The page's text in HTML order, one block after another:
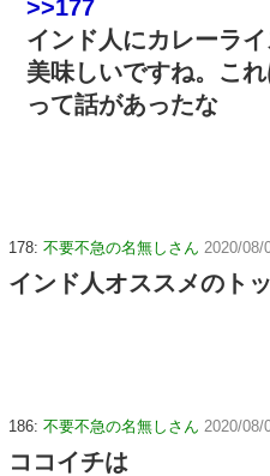
>>177
インド人にカレーラ
美味しいですね。こ
って話があったな
178: 不要不急の名無しさん 2020/08/
インド人オススメのト
186: 不要不急の名無しさん 2020/08/
ココイチは